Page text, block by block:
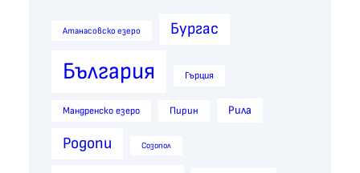
Атанасовско езеро Бургас
България Гърция
Мандренско езеро Пирин Рила
Родопи Созопол